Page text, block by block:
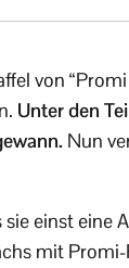
von
Unter den
Nun
einst
mit